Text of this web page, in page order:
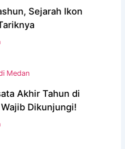
Sejarah Ikon
Akhir Tahun di
Dikunjungi!